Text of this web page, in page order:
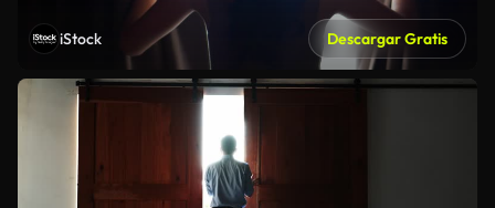
iStock Descargar Gratis